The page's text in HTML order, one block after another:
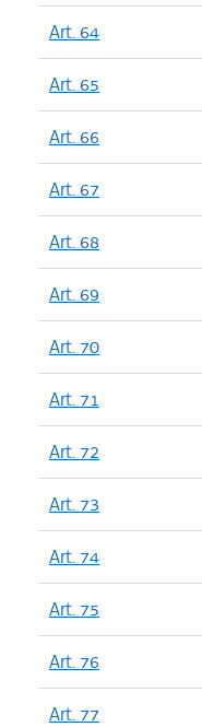
Art. 64
Art. 65
Art. 66
Art. 67
Art. 68
Art. 69
Art. 70
Art. 71
Art. 72
Art. 73
Art. 74
Art. 75
Art. 76
Art. 77